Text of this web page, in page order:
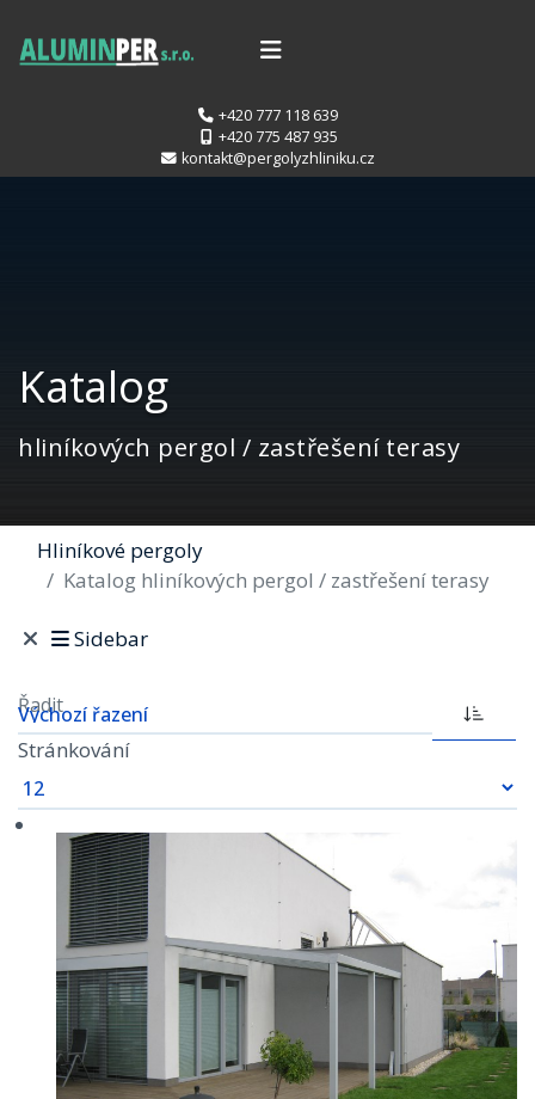
+420 777 118 639
+420 775 487 935
kontakt@pergolyzhliniku.cz
Katalog
hliníkových pergol / zastřešení terasy
Hliníkové pergoly
Katalog hliníkových pergol / zastřešení terasy
Sidebar
Řadit
Stránkování